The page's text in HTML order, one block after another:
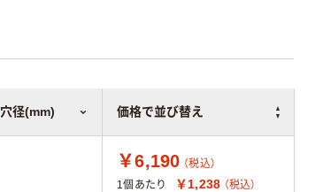
穴径(mm) 価格で並び替え
￥6,190 （税込）
1個あたり
￥1,238 （税込）